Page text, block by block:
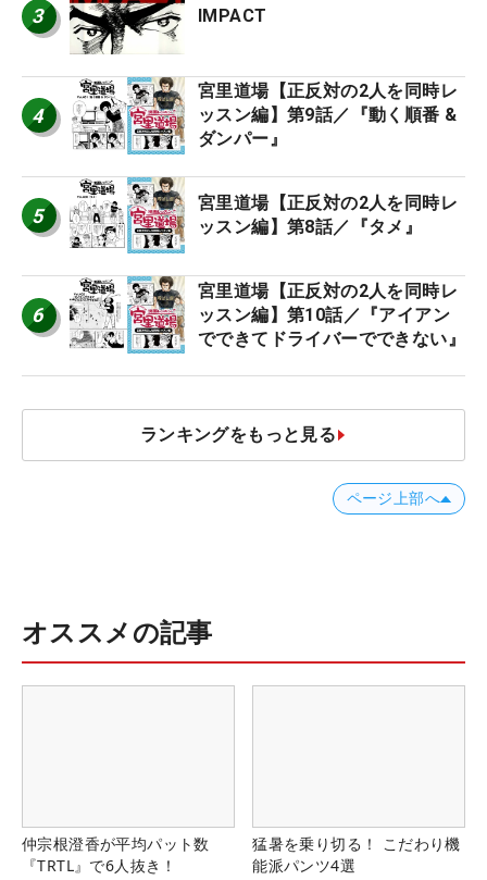
3 IMPACT
4
宮里道場【正反対の2人を同時レ
ッスン編】第9話／『動く順番 &
ダンパー』
5
宮里道場【正反対の2人を同時レ
ッスン編】第8話／『タメ』
6
宮里道場【正反対の2人を同時レ
ッスン編】第10話／『アイアン
でできてドライバーでできない』
ランキングをもっと見る
ページ上部へ
オススメの記事
仲宗根澄香が平均パット数
『TRTL』で6人抜き！
猛暑を乗り切る！ こだわり機
能派パンツ4選